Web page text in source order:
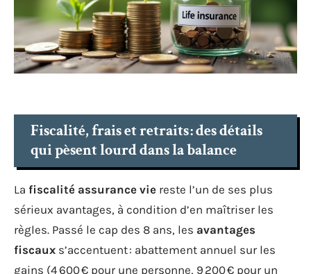
Fiscalité, frais et retraits : des détails
qui pèsent lourd dans la balance
La fiscalité assurance vie reste l’un de ses plus
sérieux avantages, à condition d’en maîtriser les
règles. Passé le cap des 8 ans, les avantages
fiscaux s’accentuent : abattement annuel sur les
gains (4 600 € pour une personne, 9 200 € pour un